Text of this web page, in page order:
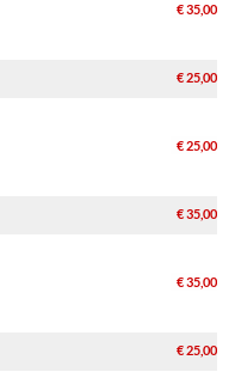
€ 35,00
€ 25,00
€ 25,00
€ 35,00
€ 35,00
€ 25,00